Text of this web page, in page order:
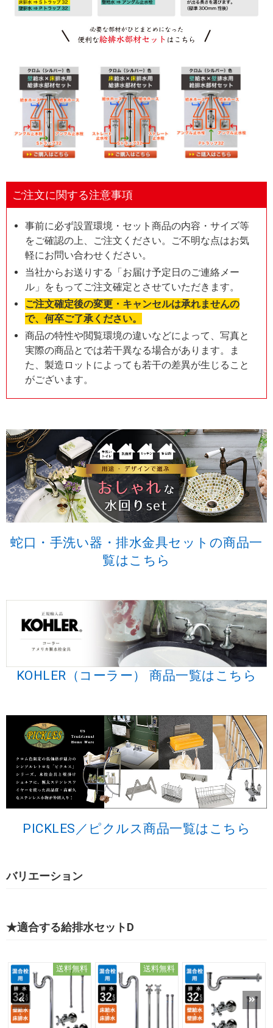
ご注文に関する注意事項
事前に必ず設置環境・セット商品の内容・サイズ等
をご確認の上、ご注文ください。ご不明な点はお気
軽にお問い合わせください。
当社からお送りする「お届け予定日のご連絡メー
ル」をもってご注文確定とさせていただきます。
ご注文確定後の変更・キャンセルは承れませんの
で、何卒ご了承ください。
商品の特性や閲覧環境の違いなどによって、写真と
実際の商品とでは若干異なる場合があります。ま
た、製造ロットによっても若干の差異が生じること
がございます。
蛇口・手洗い器・排水金具セットの商品一
覧はこちら
KOHLER（コーラー） 商品一覧はこちら
PICKLES／ピクルス商品一覧はこちら
バリエーション
★適合する給排水セットD
送料無料 送料無料